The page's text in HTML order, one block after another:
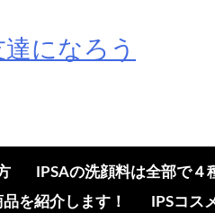
になろう
IPSAの洗顔料は全部で４
を紹介します！
IPSコス